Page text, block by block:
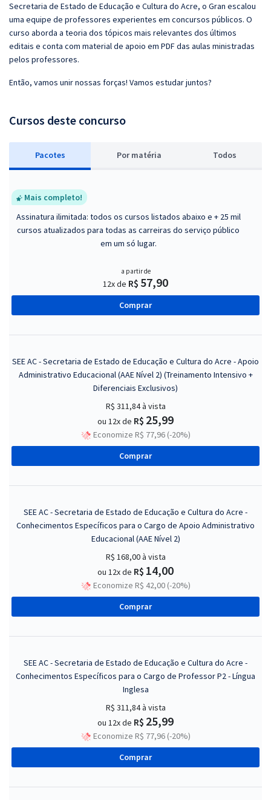
Secretaria de Estado de Educação e Cultura do Acre, o Gran escalou
uma equipe de professores experientes em concursos públicos. O
curso aborda a teoria dos tópicos mais relevantes dos últimos
editais e conta com material de apoio em PDF das aulas ministradas
pelos professores.
Então, vamos unir nossas forças! Vamos estudar juntos?
Cursos deste concurso
Pacotes Por matéria Todos
Mais completo!
Assinatura ilimitada: todos os cursos listados abaixo e + 25 mil
cursos atualizados para todas as carreiras do serviço público
em um só lugar.
a partir de
12x de R$ 57,90
Comprar
SEE AC - Secretaria de Estado de Educação e Cultura do Acre - Apoio
Administrativo Educacional (AAE Nível 2) (Treinamento Intensivo +
Diferenciais Exclusivos)
R$ 311,84à vista
ou 12x de R$ 25,99
Economize R$ 77,96 (-20%)
Comprar
SEE AC - Secretaria de Estado de Educação e Cultura do Acre -
Conhecimentos Específicos para o Cargo de Apoio Administrativo
Educacional (AAE Nível 2)
R$ 168,00à vista
ou 12x de R$ 14,00
Economize R$ 42,00 (-20%)
Comprar
SEE AC - Secretaria de Estado de Educação e Cultura do Acre -
Conhecimentos Específicos para o Cargo de Professor P2 - Língua
Inglesa
R$ 311,84à vista
ou 12x de R$ 25,99
Economize R$ 77,96 (-20%)
Comprar